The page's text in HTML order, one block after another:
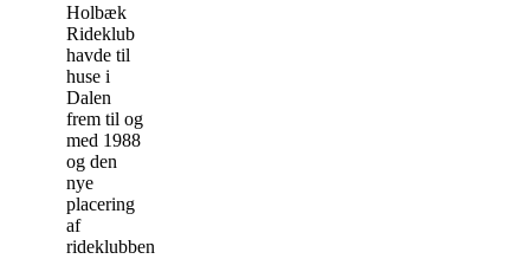
Holbæk
Rideklub
havde til
huse i
Dalen
frem til og
med 1988
og den
nye
placering
af
rideklubben